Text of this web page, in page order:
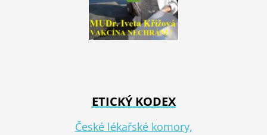
ETICKÝ KODEX
České lékařské komory,